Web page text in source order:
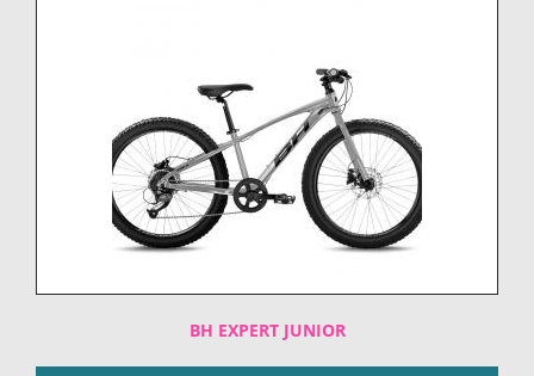
BH EXPERT JUNIOR